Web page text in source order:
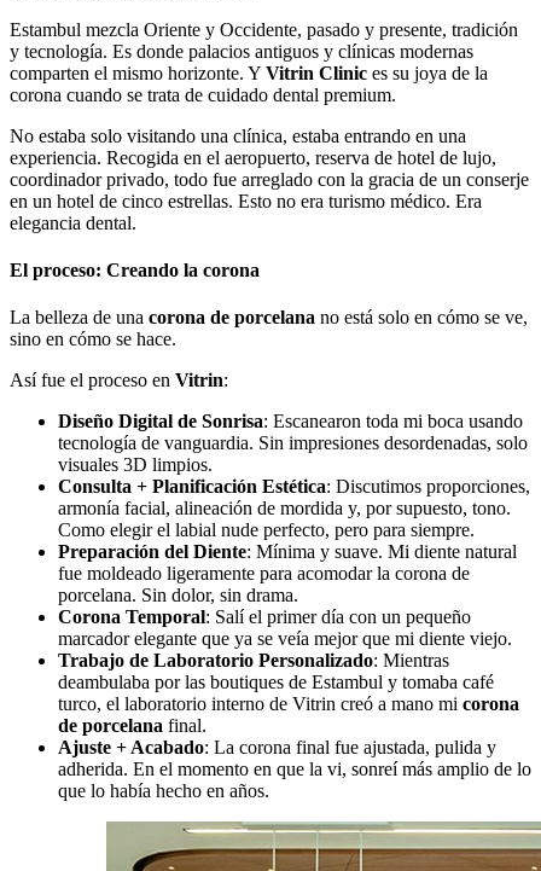
Estambul mezcla Oriente y Occidente, pasado y presente, tradición
y tecnología. Es donde palacios antiguos y clínicas modernas
comparten el mismo horizonte. Y Vitrin Clinic es su joya de la
corona cuando se trata de cuidado dental premium.
No estaba solo visitando una clínica, estaba entrando en una
experiencia. Recogida en el aeropuerto, reserva de hotel de lujo,
coordinador privado, todo fue arreglado con la gracia de un conserje
en un hotel de cinco estrellas. Esto no era turismo médico. Era
elegancia dental.
El proceso: Creando la corona
La belleza de una corona de porcelana no está solo en cómo se ve,
sino en cómo se hace.
Así fue el proceso en Vitrin:
Diseño Digital de Sonrisa: Escanearon toda mi boca usando
tecnología de vanguardia. Sin impresiones desordenadas, solo
visuales 3D limpios.
Consulta + Planificación Estética: Discutimos proporciones,
armonía facial, alineación de mordida y, por supuesto, tono.
Como elegir el labial nude perfecto, pero para siempre.
Preparación del Diente: Mínima y suave. Mi diente natural
fue moldeado ligeramente para acomodar la corona de
porcelana. Sin dolor, sin drama.
Corona Temporal: Salí el primer día con un pequeño
marcador elegante que ya se veía mejor que mi diente viejo.
Trabajo de Laboratorio Personalizado: Mientras
deambulaba por las boutiques de Estambul y tomaba café
turco, el laboratorio interno de Vitrin creó a mano mi corona
de porcelana final.
Ajuste + Acabado: La corona final fue ajustada, pulida y
adherida. En el momento en que la vi, sonreí más amplio de lo
que lo había hecho en años.